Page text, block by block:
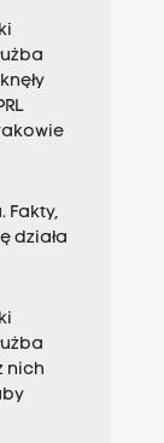
Fakty,
działa
nich